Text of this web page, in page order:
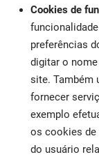
Cookies de
preferências
digitar o
site. Também
fornecer
exemplo
os cookies de
do usuário